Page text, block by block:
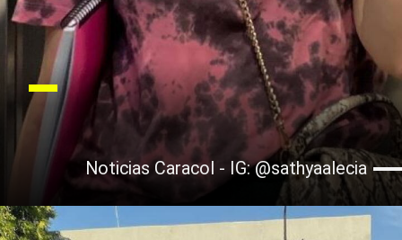
Noticias Caracol - IG: @sathyaalecia